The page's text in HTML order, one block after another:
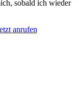
sobald ich wieder
anrufen